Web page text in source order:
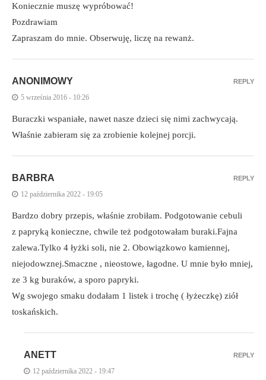
Koniecznie muszę wypróbować!
Pozdrawiam
Zapraszam do mnie. Obserwuję, liczę na rewanż.
ANONIMOWY
5 września 2016 - 10:26
Buraczki wspaniałe, nawet nasze dzieci się nimi zachwycają.
Właśnie zabieram się za zrobienie kolejnej porcji.
REPLY
BARBRA
12 października 2022 - 19:05
Bardzo dobry przepis, właśnie zrobiłam. Podgotowanie cebuli
z papryką konieczne, chwile też podgotowałam buraki.Fajna
zalewa.Tylko 4 łyżki soli, nie 2. Obowiązkowo kamiennej,
niejodowznej.Smaczne , nieostowe, łagodne. U mnie było mniej,
ze 3 kg buraków, a sporo papryki.
Wg swojego smaku dodałam 1 listek i trochę ( łyżeczkę) ziół
toskańskich.
REPLY
ANETT
12 października 2022 - 19:47
REPLY